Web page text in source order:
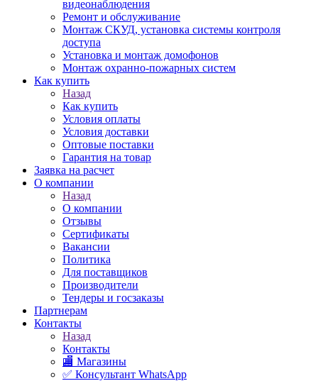
видеонаблюдения
Ремонт и обслуживание
Монтаж СКУД, установка системы контроля
доступа
Установка и монтаж домофонов
Монтаж охранно-пожарных систем
Как купить
Назад
Как купить
Условия оплаты
Условия доставки
Оптовые поставки
Гарантия на товар
Заявка на расчет
О компании
Назад
О компании
Отзывы
Сертификаты
Вакансии
Политика
Для поставщиков
Производители
Тендеры и госзаказы
Партнерам
Контакты
Назад
Контакты
🏬 Магазины
✅️ Консультант WhatsApp